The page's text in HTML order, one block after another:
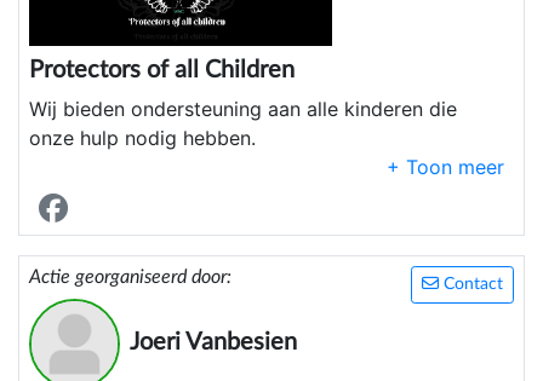
Protectors of all Children
Wij bieden ondersteuning aan alle kinderen die
onze hulp nodig hebben.
materiële steun En financiële steun via benefiet of
Contact
Actie georganiseerd door:
Joeri Vanbesien